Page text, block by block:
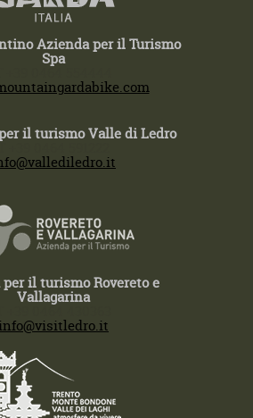
Azienda per il Turismo
Spa
il turismo Valle di Ledro
il turismo Rovereto e
Vallagarina
info@visitledro.it